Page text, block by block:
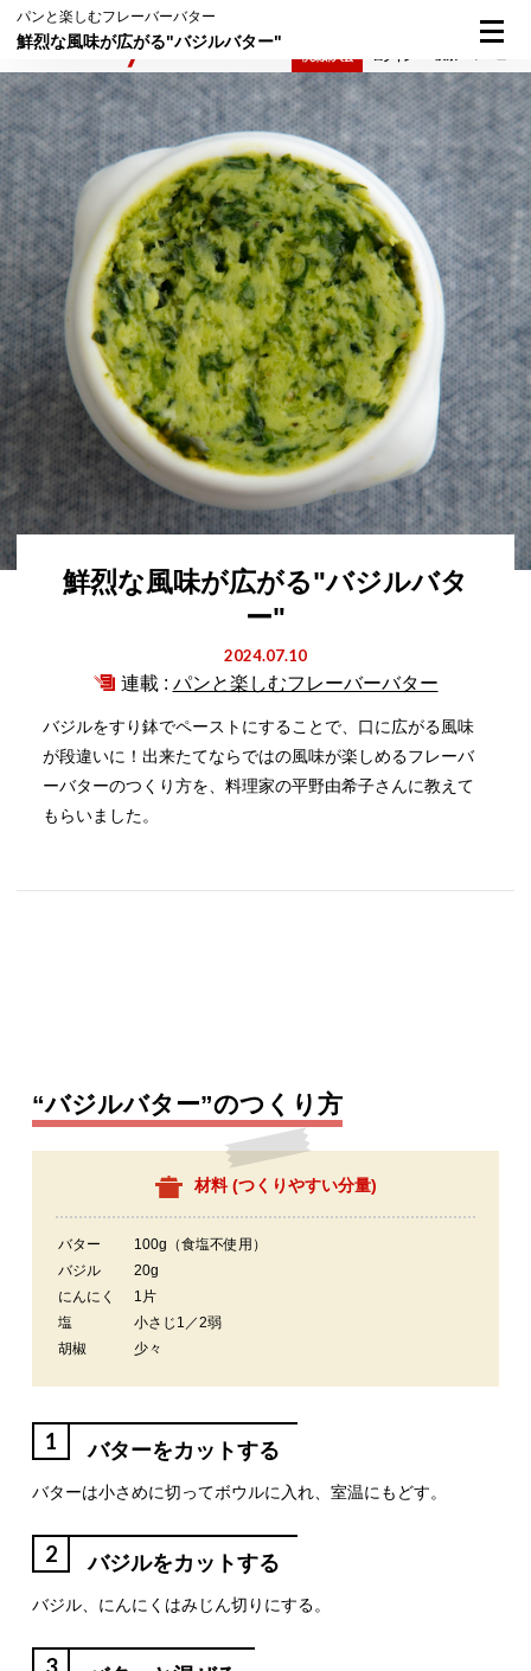
パンと楽しむフレーバーバター
鮮烈な風味が広がる"バジルバター"
鮮烈な風味が広がる"バジルバタ
ー"
2024.07.10
連載 : パンと楽しむフレーバーバター
バジルをすり鉢でペーストにすることで、口に広がる風味
が段違いに！出来たてならではの風味が楽しめるフレーバ
ーバターのつくり方を、料理家の平野由希子さんに教えて
もらいました。
“バジルバター”のつくり方
材料 (つくりやすい分量)
バター
100g（食塩不使用）
バジル
20g
にんにく
1片
塩
小さじ1／2弱
胡椒
少々
1 バターをカットする
バターは小さめに切ってボウルに入れ、室温にもどす。
2 バジルをカットする
バジル、にんにくはみじん切りにする。